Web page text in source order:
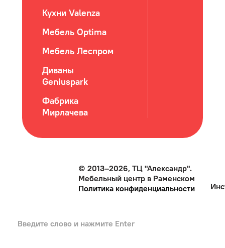
Кухни Valenza
Мебель Optima
Мебель Леспром
Диваны
Geniuspark
Фабрика
Мирлачева
© 2013–2026, ТЦ "Александр".
Мебельный центр в Раменском
Политика конфиденциальности